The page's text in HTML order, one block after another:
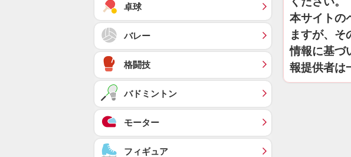
本サイトの
ますが、そ
情報に基づ
報提供者は
卓球
バレー
格闘技
バドミントン
モーター
フィギュア